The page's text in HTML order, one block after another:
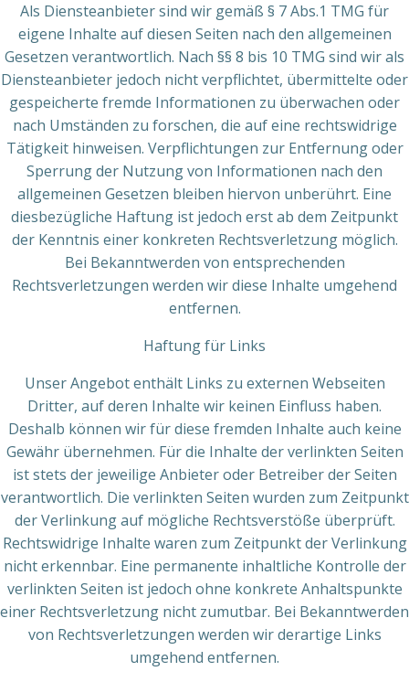
Als Diensteanbieter sind wir gemäß § 7 Abs.1 TMG für
eigene Inhalte auf diesen Seiten nach den allgemeinen
Gesetzen verantwortlich. Nach §§ 8 bis 10 TMG sind wir als
Diensteanbieter jedoch nicht verpflichtet, übermittelte oder
gespeicherte fremde Informationen zu überwachen oder
nach Umständen zu forschen, die auf eine rechtswidrige
Tätigkeit hinweisen. Verpflichtungen zur Entfernung oder
Sperrung der Nutzung von Informationen nach den
allgemeinen Gesetzen bleiben hiervon unberührt. Eine
diesbezügliche Haftung ist jedoch erst ab dem Zeitpunkt
der Kenntnis einer konkreten Rechtsverletzung möglich.
Bei Bekanntwerden von entsprechenden
Rechtsverletzungen werden wir diese Inhalte umgehend
entfernen.
Haftung für Links
Unser Angebot enthält Links zu externen Webseiten
Dritter, auf deren Inhalte wir keinen Einfluss haben.
Deshalb können wir für diese fremden Inhalte auch keine
Gewähr übernehmen. Für die Inhalte der verlinkten Seiten
ist stets der jeweilige Anbieter oder Betreiber der Seiten
verantwortlich. Die verlinkten Seiten wurden zum Zeitpunkt
der Verlinkung auf mögliche Rechtsverstöße überprüft.
Rechtswidrige Inhalte waren zum Zeitpunkt der Verlinkung
nicht erkennbar. Eine permanente inhaltliche Kontrolle der
verlinkten Seiten ist jedoch ohne konkrete Anhaltspunkte
einer Rechtsverletzung nicht zumutbar. Bei Bekanntwerden
von Rechtsverletzungen werden wir derartige Links
umgehend entfernen.